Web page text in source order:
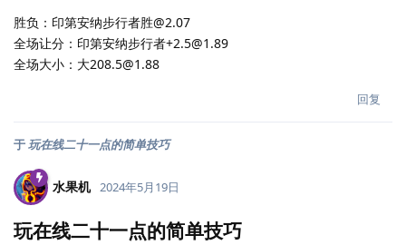
胜负：印第安纳步行者胜@2.07
全场让分：印第安纳步行者+2.5@1.89
全场大小：大208.5@1.88
回复
于玩在线二十一点的简单技巧
水果机 2024年5月19日
玩在线二十一点的简单技巧